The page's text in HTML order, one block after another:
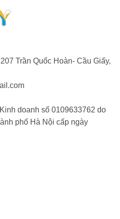
bị hư cổ cáp
là một bộ phận quan
cổ cáp màn hình bị hỏng
khá lo lắng. Việc hiểu rõ các
này sẽ giúp bạn chủ
thiết bị của mình hiệu quả
hình iPad Mini 3 có thể
ở cổ cáp. Điều này thường
bị rơi hoặc va đập gây tổn
Trần Quốc Hoàn- Cầu Giấy,
doanh số 0109633762 do
phố Hà Nội cấp ngày